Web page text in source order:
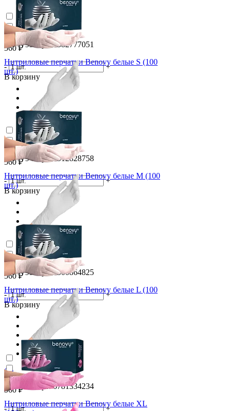
(0)
560 ₽
-
+
В корзину
ID: 7793 Арт. 1382777051
Нитриловые перчатки Benovy белые S (100
шт.)
(0)
560 ₽
-
+
В корзину
ID: 7794 Арт. 0512828758
Нитриловые перчатки Benovy белые M (100
шт.)
(0)
560 ₽
-
+
В корзину
ID: 7795 Арт. 5500864825
Нитриловые перчатки Benovy белые L (100
шт.)
(0)
560 ₽
- +
ID: 7796 Арт. 6781334234
Нитриловые перчатки Benovy белые XL